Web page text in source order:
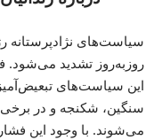
سیاست‌های نژادپرستانه
روزبه‌روز تشدید می‌شود.
این سیاست‌های
سنگین، شکنجه و در برخی
می‌شوند. با وجود این